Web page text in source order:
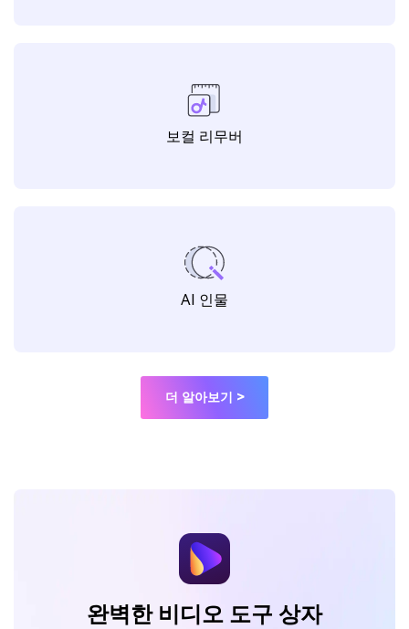
보컬 리무버
AI 인물
더 알아보기 >
완벽한 비디오 도구 상자